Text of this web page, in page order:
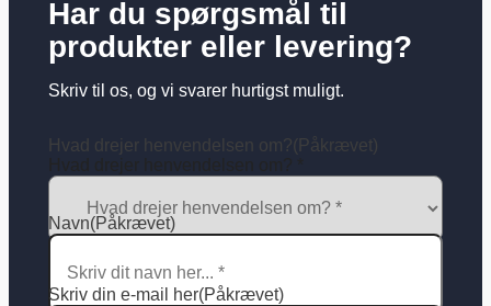
Har du spørgsmål til
produkter eller levering?
Skriv til os, og vi svarer hurtigst muligt.
Hvad drejer henvendelsen om?(Påkrævet)
Navn(Påkrævet)
Skriv din e-mail her(Påkrævet)